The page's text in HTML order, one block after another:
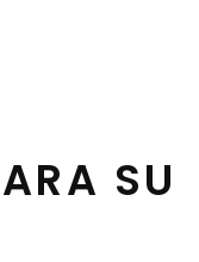
SU